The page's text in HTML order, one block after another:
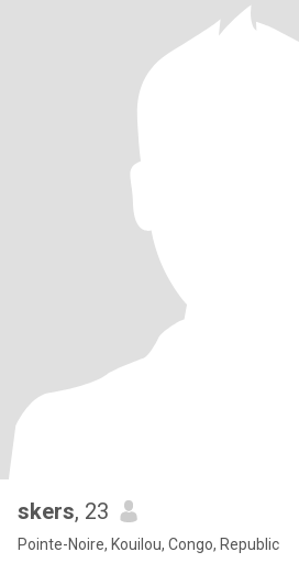
skers, 23
Pointe-Noire, Kouilou, Congo, Republic